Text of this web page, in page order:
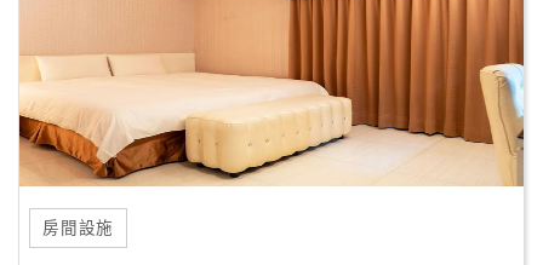
房間設施